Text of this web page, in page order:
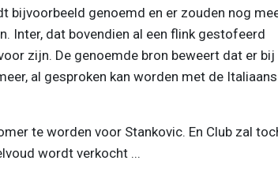
bijvoorbeeld genoemd en er zouden nog
Inter, dat bovendien al een flink gestofeerd
zijn. De genoemde bron beweert dat er bij
al gesproken kan worden met de
te worden voor Stankovic. En Club zal
wordt verkocht ...